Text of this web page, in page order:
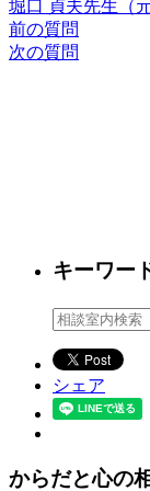
堀口 貞夫先生（
前の質問
次の質問
キーワー
シェア
からだと心の